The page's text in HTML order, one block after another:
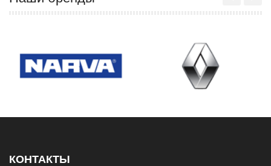
КОНТАКТЫ